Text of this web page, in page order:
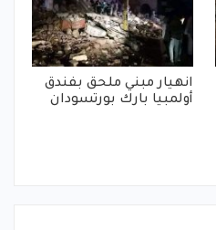
انهيار مبني ملحق بفندق
أولمبيا بارك بورتسودان